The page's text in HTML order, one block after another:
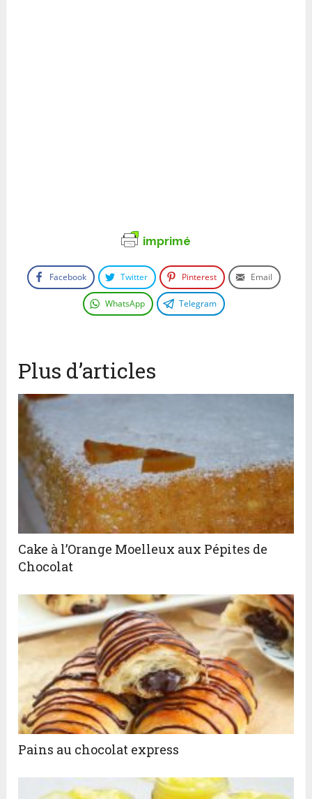
imprimé
Facebook Twitter Pinterest Email
WhatsApp Telegram
Plus d’articles
Cake à l’Orange Moelleux aux Pépites de
Chocolat
Pains au chocolat express